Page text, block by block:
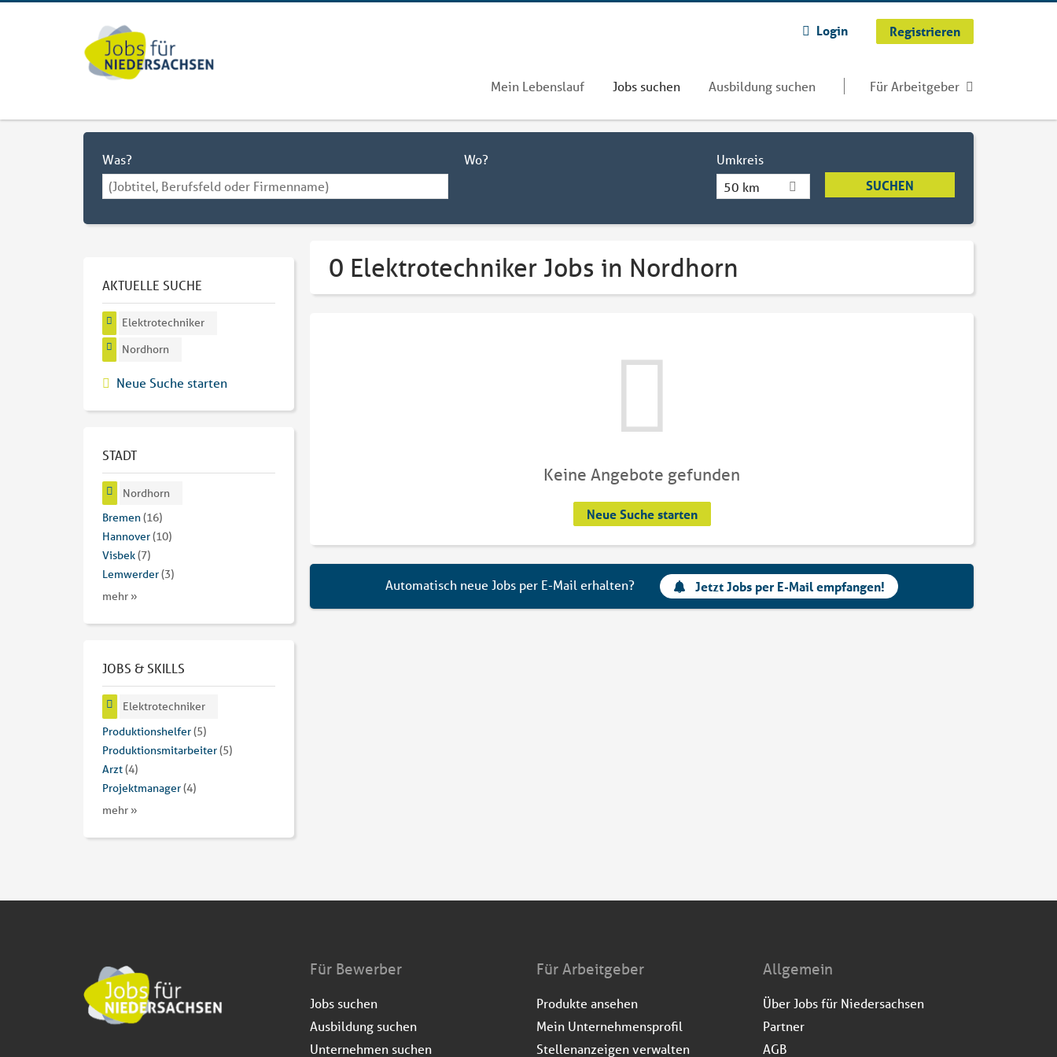
Login Registrieren
Mein Lebenslauf Jobs suchen Ausbildung suchen Für Arbeitgeber
Was? Wo?
Umkreis
50 km
0 Elektrotechniker Jobs in Nordhorn
Keine Angebote gefunden
Neue Suche starten
Automatisch neue Jobs per E-Mail erhalten? Jetzt Jobs per E-Mail empfangen!
AKTUELLE SUCHE
Elektrotechniker
Nordhorn
Neue Suche starten
STADT
Nordhorn
Bremen(16)
Hannover(10)
Visbek(7)
Lemwerder(3)
mehr »
JOBS & SKILLS
Elektrotechniker
Produktionshelfer(5)
Produktionsmitarbeiter(5)
Arzt(4)
Projektmanager(4)
mehr »
Für Bewerber
Jobs suchen
Ausbildung suchen
Unternehmen suchen
Für Arbeitgeber
Produkte ansehen
Mein Unternehmensprofil
Stellenanzeigen verwalten
Allgemein
Über Jobs für Niedersachsen
Partner
AGB